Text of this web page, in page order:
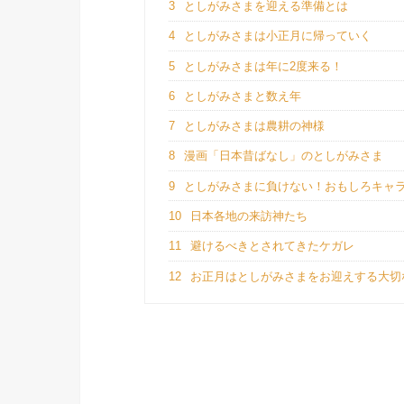
3 としがみさまを迎える準備とは
4 としがみさまは小正月に帰っていく
5 としがみさまは年に2度来る！
6 としがみさまと数え年
7 としがみさまは農耕の神様
8 漫画「日本昔ばなし」のとしがみさま
9 としがみさまに負けない！おもしろキャ
10 日本各地の来訪神たち
11 避けるべきとされてきたケガレ
12 お正月はとしがみさまをお迎えする大切